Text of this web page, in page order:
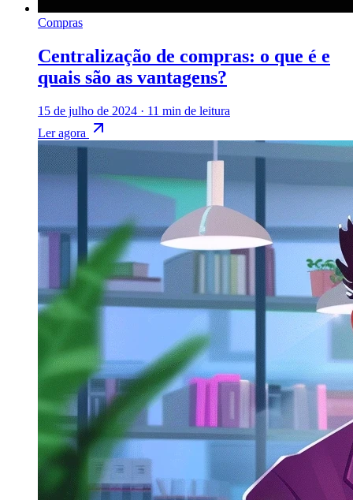
Compras
Centralização de compras: o que é e
quais são as vantagens?
15 de julho de 2024 · 11 min de leitura
Ler agora